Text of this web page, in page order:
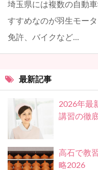
埼玉県には複数の自動
すすめなのが羽生モー
免許、バイクなど...
最新記事
2026年最
講習の徹
高石で教
略2026